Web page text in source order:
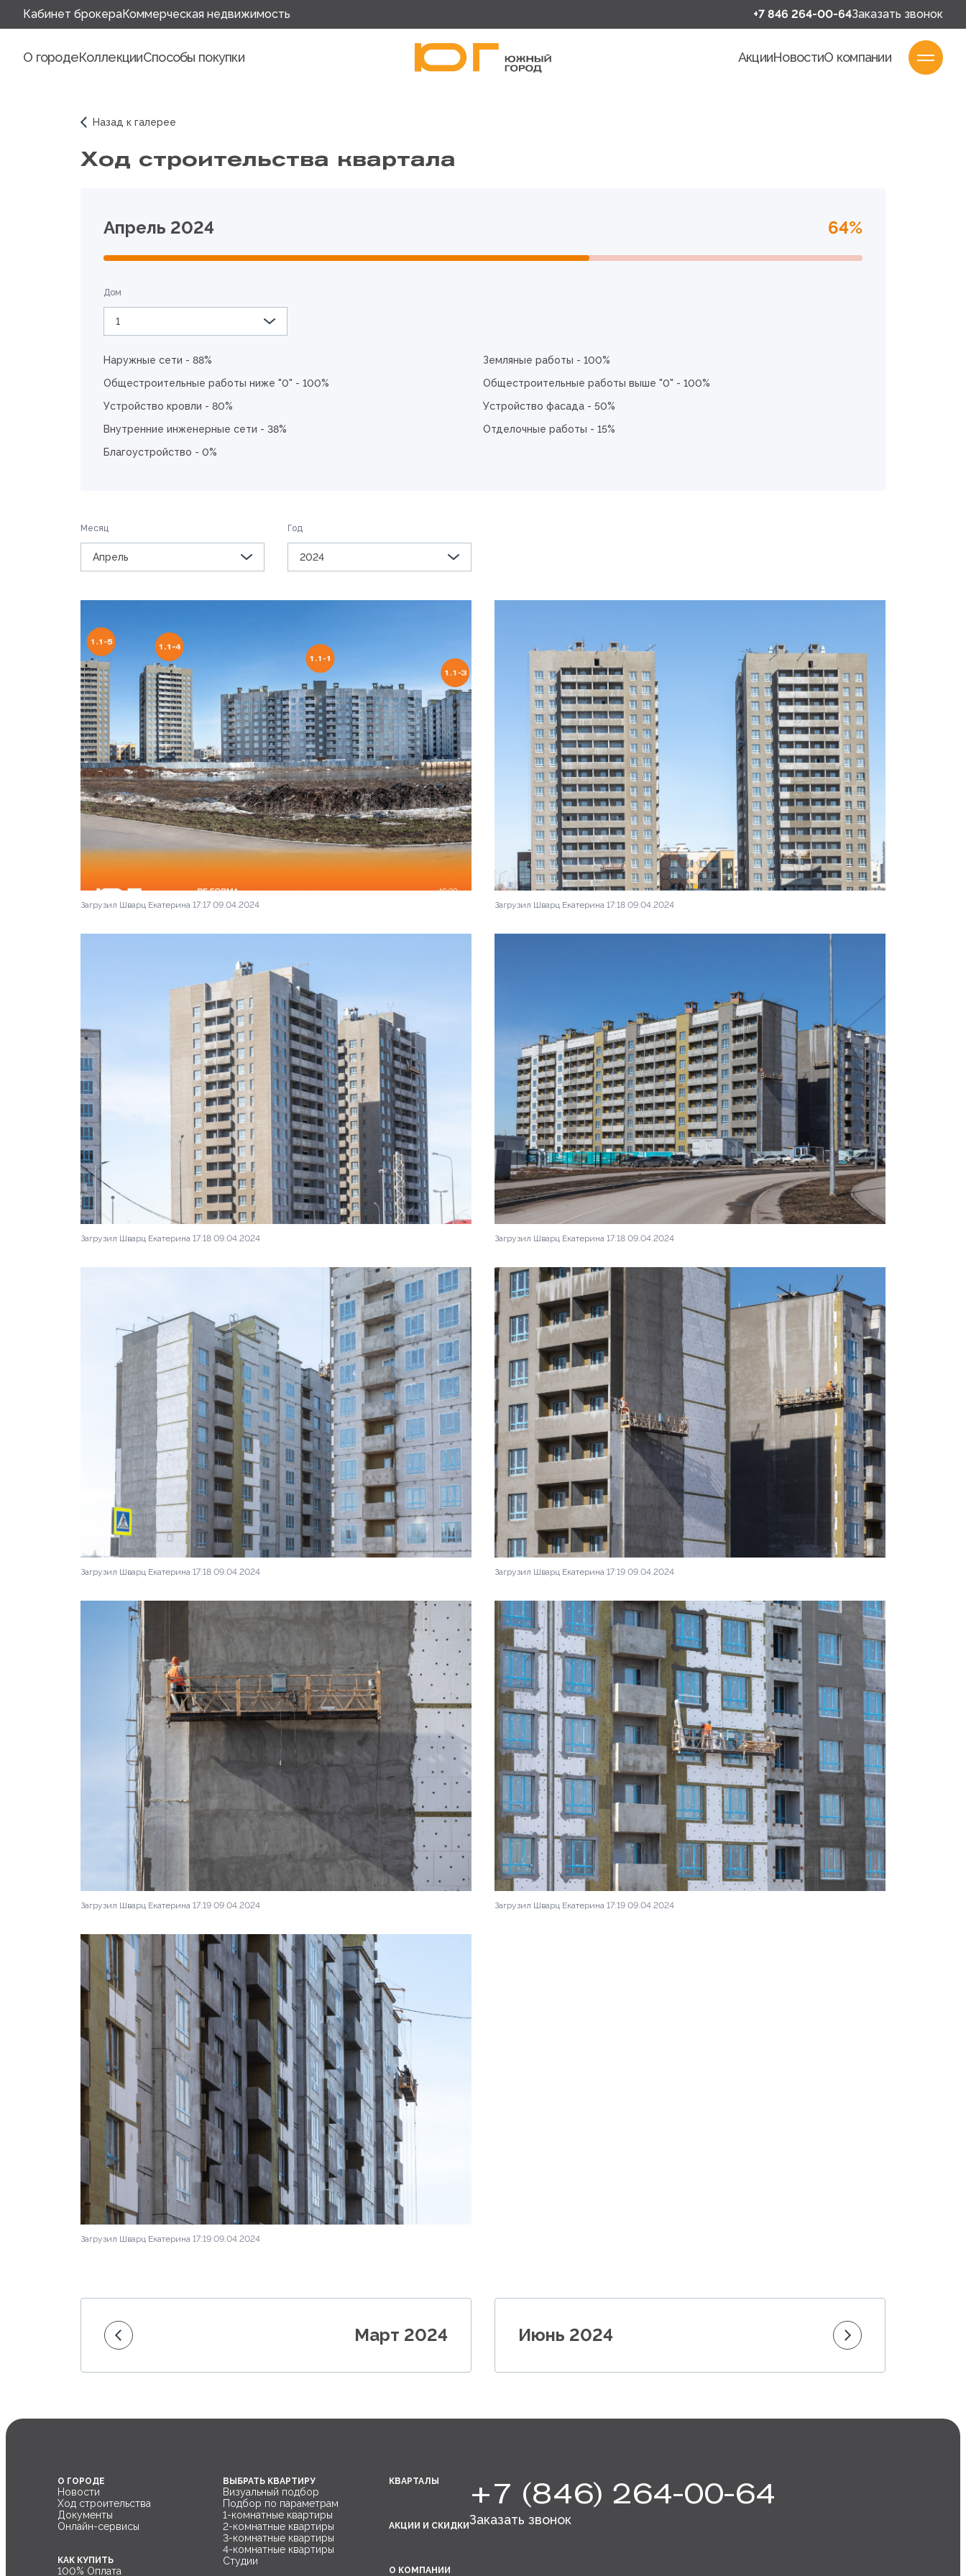
Кабинет брокераКоммерческая недвижимость +7 846 264-00-64Заказать звонок
О городеКоллекцииСпособы покупки АкцииНовостиО компании
Назад к галерее
Ход строительства квартала
Апрель 2024 64%
Дом
1
Наружные сети - 88%
Земляные работы - 100%
Общестроительные работы ниже "0" - 100%
Общестроительные работы выше "0" - 100%
Устройство кровли - 80%
Устройство фасада - 50%
Внутренние инженерные сети - 38%
Отделочные работы - 15%
Благоустройство - 0%
Месяц
Апрель
Год
2024
Загрузил Шварц Екатерина 17:17 09.04.2024 Загрузил Шварц Екатерина 17:18 09.04.2024
Загрузил Шварц Екатерина 17:18 09.04.2024 Загрузил Шварц Екатерина 17:18 09.04.2024
Загрузил Шварц Екатерина 17:18 09.04.2024 Загрузил Шварц Екатерина 17:19 09.04.2024
Загрузил Шварц Екатерина 17:19 09.04.2024 Загрузил Шварц Екатерина 17:19 09.04.2024
Загрузил Шварц Екатерина 17:19 09.04.2024
Март 2024 Июнь 2024
Апрель 2024 фото 1 из 9
Ход строительства квартала
Апрель 2024 фото 2 из 9
Ход строительства квартала
О ГОРОДЕ
Новости
Ход строительства
Документы
Онлайн-сервисы
КАК КУПИТЬ
100% Оплата
ВЫБРАТЬ КВАРТИРУ
Визуальный подбор
Подбор по параметрам
1-комнатные квартиры
2-комнатные квартиры
3-комнатные квартиры
4-комнатные квартиры
Студии
КВАРТАЛЫ
АКЦИИ И СКИДКИ
О КОМПАНИИ
+7 (846) 264-00-64
Заказать звонок